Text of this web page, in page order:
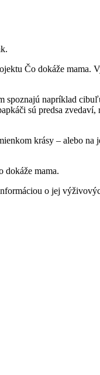
Čo dokáže mama.
spoznajú napríklad
sú predsa zvedaví,
krásy – alebo
dokáže mama.
o jej